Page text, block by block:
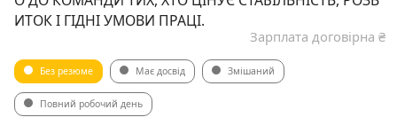
ИТОК І ГІДНІ УМОВИ ПРАЦІ.
Зарплата договірна ₴
Без резюме Має досвід Змішаний
Повний робочий день